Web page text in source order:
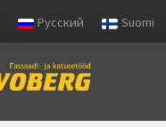
Русский Suomi